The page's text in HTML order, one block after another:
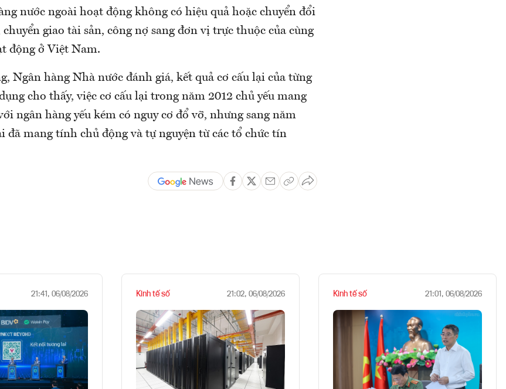
nước ngoài hoạt động không có hiệu quả hoặc chuyển đổi
giao tài sản, công nợ sang đơn vị trực thuộc của cùng
động ở Việt Nam.
Ngân hàng Nhà nước đánh giá, kết quả cơ cấu lại của từng
cho thấy, việc cơ cấu lại trong năm 2012 chủ yếu mang
ngân hàng yếu kém có nguy cơ đổ vỡ, nhưng sang năm
đã mang tính chủ động và tự nguyện từ các tổ chức tín
21:41, 06/08/2026 Kinh tế số 21:02, 06/08/2026 Kinh tế số 21:01, 06/08/2026